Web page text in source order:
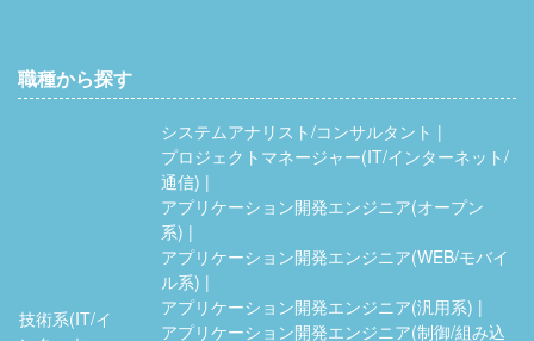
職種から探す
技術系(IT/イ
システムアナリスト/コンサルタント
プロジェクトマネージャー(IT/インターネット/
通信)
アプリケーション開発エンジニア(オープン
系)
アプリケーション開発エンジニア(WEB/モバイ
ル系)
アプリケーション開発エンジニア(汎用系)
アプリケーション開発エンジニア(制御/組み込